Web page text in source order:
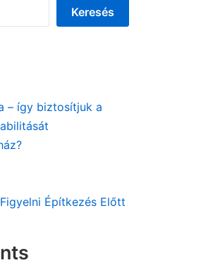
Keresés
– így biztosítjuk a
Építkezés Előtt